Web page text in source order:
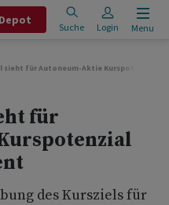
Depot
Suche Login Menu
sieht für Autoneum-Aktie Kurspotenzial
für
des Kursziels für